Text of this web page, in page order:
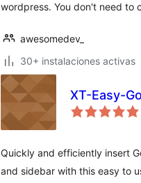
wordpress. You don't need to
awesomedev_
30+ instalaciones activas
XT-Easy-
Quickly and efficiently insert
and sidebar with this easy to